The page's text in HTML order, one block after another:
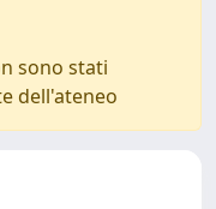
sono stati
dell'ateneo